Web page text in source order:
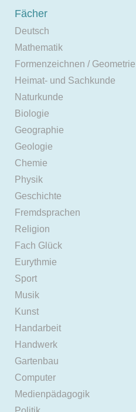
Fächer
Deutsch
Mathematik
Formenzeichnen / Geometrie
Heimat- und Sachkunde
Naturkunde
Biologie
Geographie
Geologie
Chemie
Physik
Geschichte
Fremdsprachen
Religion
Fach Glück
Eurythmie
Sport
Musik
Kunst
Handarbeit
Handwerk
Gartenbau
Computer
Medienpädagogik